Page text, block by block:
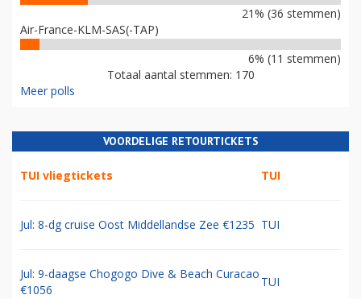
21% (36 stemmen)
Air-France-KLM-SAS(-TAP)
6% (11 stemmen)
Totaal aantal stemmen: 170
Meer polls
VOORDELIGE RETOURTICKETS
TUI vliegtickets TUI
Jul: 8-dg cruise Oost Middellandse Zee €1235 TUI
Jul: 9-daagse Chogogo Dive & Beach Curacao
€1056
TUI